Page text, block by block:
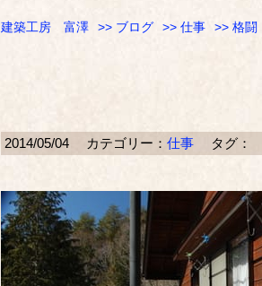
建築工房 富澤 >> ブログ >> 仕事 >> 格闘
2014/05/04 カテゴリー： 仕事 タグ：